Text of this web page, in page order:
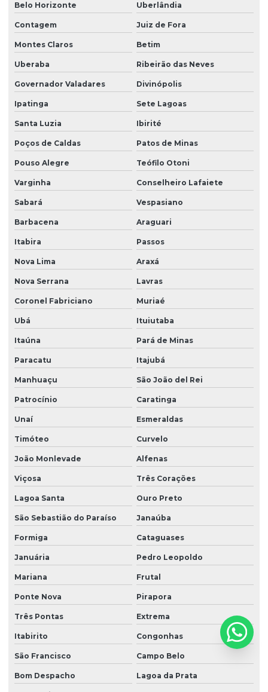
Laudo técnico spda
Laudos de segurança do trabalho para o esocial
Ltcat construção civil
Ltcat para eletricista
Ltcat empresa
Ltcat insalubridade
Ltcat insalubridade e periculosidade
Ltcat laudo
Ltcat para mei
Ltcat para periculosidade
Nr 10 elétrica
Nr 10 reciclagem
Nr 10 treinamento reciclagem
Nr 10 treinamentos
Nr 15 ruído
Nr 17 bancada de trabalho
Nr 17 básico
Nr 20 básico
Nr 20 frentista
Nr 20 intermediário
Nr 20 líquidos e combustíveis inflamáveis
Nr 20 líquidos inflamáveis
Nr 20 posto de combustível
Nr 23 brigada de incêndio
Nr 35 curso
Nr 35 treinamento
Belo Horizonte
Uberlândia
Contagem Juiz de Fora
Montes Claros Betim
Uberaba Ribeirão das Neves
Governador Valadares Divinópolis
Ipatinga Sete Lagoas
Santa Luzia Ibirité
Poços de Caldas Patos de Minas
Pouso Alegre Teófilo Otoni
Varginha Conselheiro Lafaiete
Sabará Vespasiano
Barbacena Araguari
Itabira Passos
Nova Lima Araxá
Nova Serrana Lavras
Coronel Fabriciano Muriaé
Ubá Ituiutaba
Itaúna Pará de Minas
Paracatu Itajubá
Manhuaçu São João del Rei
Patrocínio Caratinga
Unaí Esmeraldas
Timóteo Curvelo
João Monlevade Alfenas
Viçosa Três Corações
Lagoa Santa Ouro Preto
São Sebastião do Paraíso Janaúba
Formiga Cataguases
Januária Pedro Leopoldo
Mariana Frutal
Ponte Nova Pirapora
Três Pontas Extrema
Itabirito Congonhas
São Francisco Campo Belo
Bom Despacho Lagoa da Prata